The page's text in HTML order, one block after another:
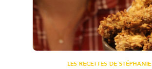
LES RECETTES DE STÉPHANIE